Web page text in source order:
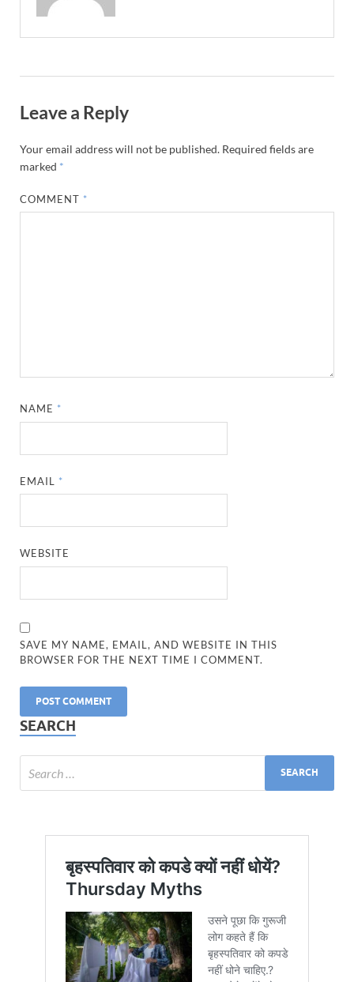
Leave a Reply
Your email address will not be published. Required fields are
marked *
COMMENT *
NAME *
EMAIL *
WEBSITE
SAVE MY NAME, EMAIL, AND WEBSITE IN THIS
BROWSER FOR THE NEXT TIME I COMMENT.
SEARCH